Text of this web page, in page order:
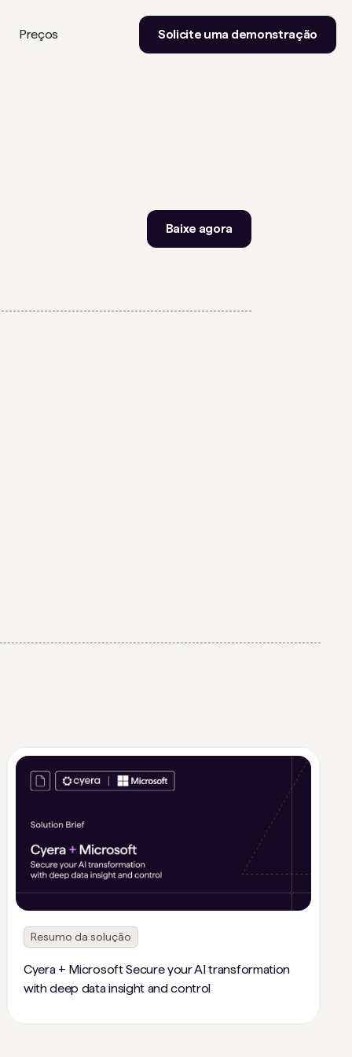
Preços Solicite uma demonstração
Baixe agora
Resumo da solução
Cyera + Microsoft Secure your AI transformation
with deep data insight and control